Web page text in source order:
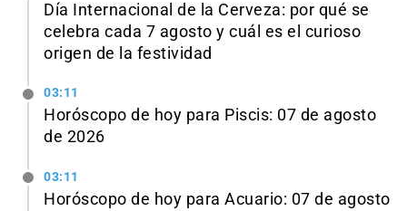
Día Internacional de la Cerveza: por qué se
celebra cada 7 agosto y cuál es el curioso
origen de la festividad
03:11
Horóscopo de hoy para Piscis: 07 de agosto
de 2026
03:11
Horóscopo de hoy para Acuario: 07 de agosto